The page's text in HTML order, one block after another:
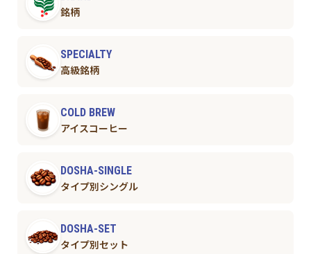
銘柄
SPECIALTY
高級銘柄
COLD BREW
アイスコーヒー
DOSHA-SINGLE
タイプ別シングル
DOSHA-SET
タイプ別セット